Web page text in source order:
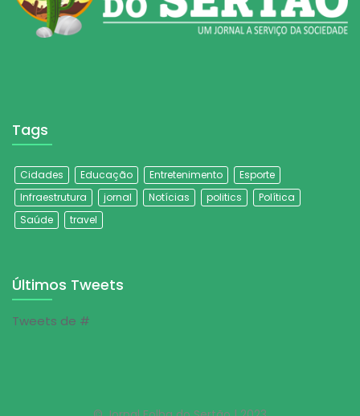
Tags
Cidades Educação Entretenimento
Esporte
Infraestrutura
jornal Notícias politics
Política
Saúde
travel
Últimos Tweets
Tweets de #